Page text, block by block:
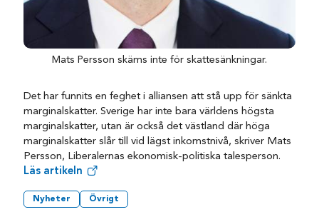
Mats Persson skäms inte för skattesänkningar.
Det har funnits en feghet i alliansen att stå upp för sänkta
marginalskatter. Sverige har inte bara världens högsta
marginalskatter, utan är också det västland där höga
marginalskatter slår till vid lägst inkomstnivå, skriver Mats
Persson, Liberalernas ekonomisk-politiska talesperson.
Läs artikeln
Nyheter Övrigt